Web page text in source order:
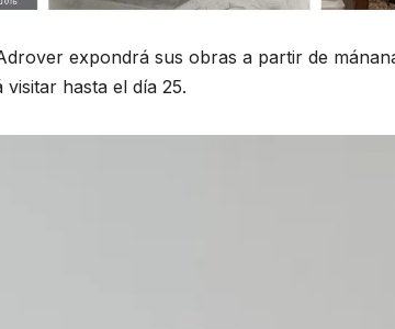
expondrá sus obras a partir de
hasta el día 25.